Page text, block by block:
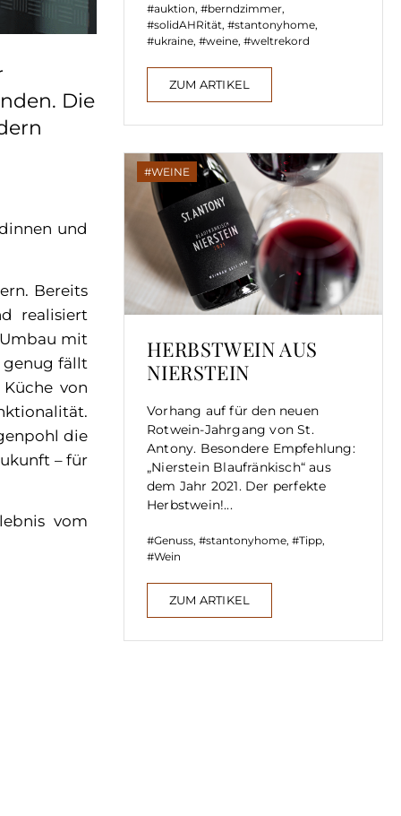
Die
und
Bereits
realisiert
mit
genug fällt
von
die
– für
vom
auktion, berndzimmer,
solidAHRität, stantonyhome,
ukraine, weine, weltrekord
ZUM ARTIKEL
WEINE
HERBSTWEIN AUS
NIERSTEIN
Vorhang auf für den neuen
Rotwein-Jahrgang von St.
Antony. Besondere Empfehlung:
„Nierstein Blaufränkisch“ aus
dem Jahr 2021. Der perfekte
Herbstwein!...
Genuss, stantonyhome, Tipp,
Wein
ZUM ARTIKEL